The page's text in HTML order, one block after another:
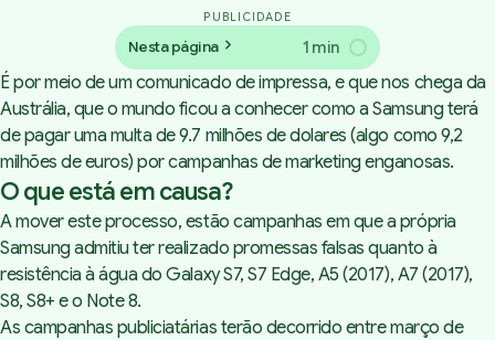
PUBLICIDADE
Nesta página 1 min
É por meio de um comunicado de impressa, e que nos chega da
Austrália, que o mundo ficou a conhecer como a Samsung terá
de pagar uma multa de 9.7 milhões de dolares (algo como 9,2
milhões de euros) por campanhas de marketing enganosas.
O que está em causa?
A mover este processo, estão campanhas em que a própria
Samsung admitiu ter realizado promessas falsas quanto à
resistência à água do Galaxy S7, S7 Edge, A5 (2017), A7 (2017),
S8, S8+ e o Note 8.
As campanhas publiciatárias terão decorrido entre março de